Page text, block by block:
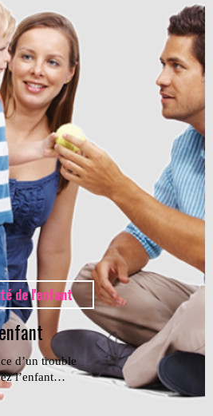
de l'enfant
d’un trouble
l’enfant…